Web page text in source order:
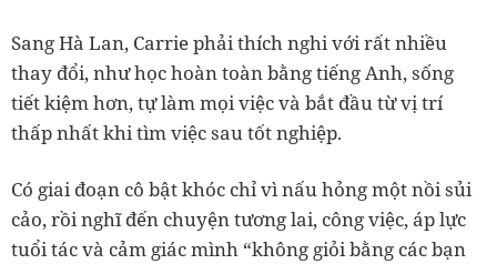
Sang Hà Lan, Carrie phải thích nghi với rất nhiều
thay đổi, như học hoàn toàn bằng tiếng Anh, sống
tiết kiệm hơn, tự làm mọi việc và bắt đầu từ vị trí
thấp nhất khi tìm việc sau tốt nghiệp.
Có giai đoạn cô bật khóc chỉ vì nấu hỏng một nồi sủi
cảo, rồi nghĩ đến chuyện tương lai, công việc, áp lực
tuổi tác và cảm giác mình “không giỏi bằng các bạn